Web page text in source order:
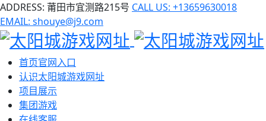
ADDRESS: 莆田市宜测路215号 CALL US: +13659630018
EMAIL: shouye@j9.com
首页官网入口
认识太阳城游戏网址
项目展示
集团游戏